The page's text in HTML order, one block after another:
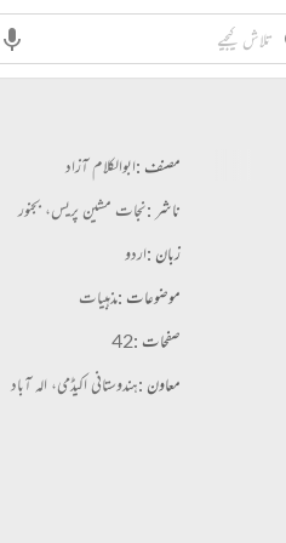
مصنف :ابوالکلام آزاد
ناشر :نجات مشین پریس، بجنور
زبان :اردو
موضوعات :مذہبیات
صفحات :42
معاون :ہندوستانی اکیڈمی، الہ آباد